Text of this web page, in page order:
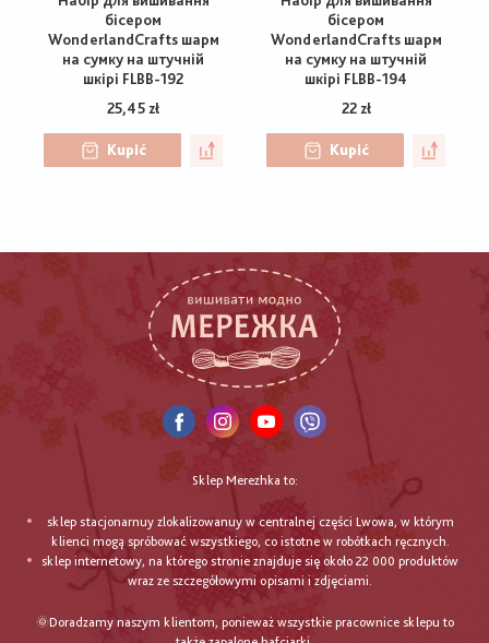
бісером
WonderlandCrafts шарм
на сумку на штучній
шкірі FLBB-192
25,45 zł
Kupić
бісером
WonderlandCrafts шарм
на сумку на штучній
шкірі FLBB-194
22 zł
Kupić
Sklep Merezhka to:
sklep stacjonarnuy zlokalizowanuy w centralnej części Lwowa, w którym
klienci mogą spróbować wszystkiego, co istotne w robótkach ręcznych.
sklep internetowy, na którego stronie znajduje się około 22 000 produktów
wraz ze szczegółowymi opisami i zdjęciami.
🌞Doradzamy naszym klientom, ponieważ wszystkie pracownice sklepu to